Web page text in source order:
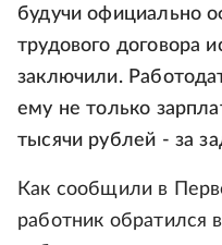
будучи официально
трудового договора
заключили.
ему не только
тысячи рублей - за
Как сообщили в
работник обратился